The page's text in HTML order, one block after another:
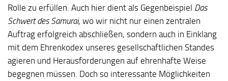
Rolle zu erfüllen. Auch hier dient als Gegenbeispiel Das
Schwert des Samurai, wo wir nicht nur einen zentralen
Auftrag erfolgreich abschließen, sondern auch in Einklang
mit dem Ehrenkodex unseres gesellschaftlichen Standes
agieren und Herausforderungen auf ehrenhafte Weise
begegnen müssen. Doch so interessante Möglichkeiten